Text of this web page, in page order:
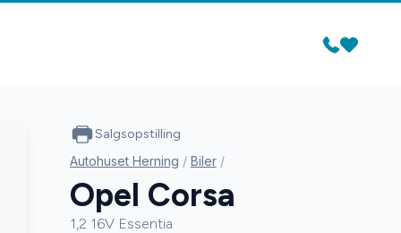
Salgsopstilling
Autohuset Herning / Biler /
Opel Corsa
1,2 16V Essentia